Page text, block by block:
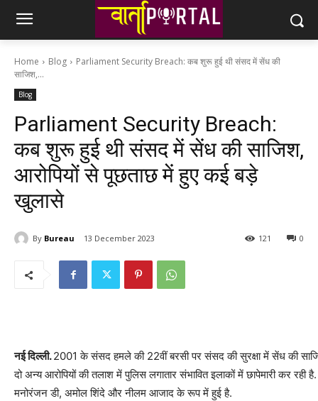
Home Blog
Parliament Security Breach: कब शुरू हुई थी संसद में सेंध की
साजिश,...
Blog
Parliament Security Breach:
कब शुरू हुई थी संसद में सेंध की साजिश,
आरोपियों से पूछताछ में हुए कई बड़े
खुलासे
By Bureau 13 December 2023 0
121
नई दिल्‍ली.2001 के संसद हमले की 22वीं बरसी पर संसद की सुरक्षा में सेंध की
दो अन्‍य आरोपियों की तलाश में पुलिस लगातार संभावित इलाकों में छापेमारी कर रही
मनोरंजन डी, अमोल शिंदे और नीलम आजाद के रूप में हुई है.